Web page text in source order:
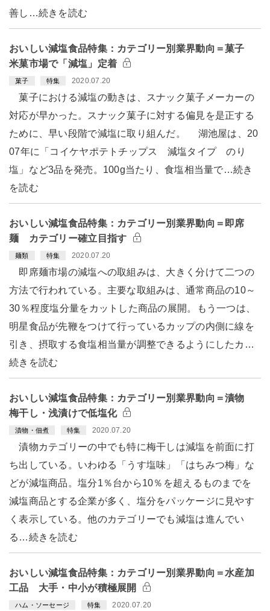
善し…続きを読む
おいしい減塩食品特集：カテゴリー別業界動向＝菓子
米菓市場で「減塩」定着
菓子 特集 2020.07.20
菓子における減塩の動きは、スナック菓子メーカーの
対応が早かった。スナック菓子に対する偏見を是正する
ために、早い段階で減塩に取り組んだ。 湖池屋は、20
07年に「コイケヤポテトチップス 減塩タイプ のり
塩」など3品を発売。100g当たり、食塩相当量で…続き
を読む
おいしい減塩食品特集：カテゴリー別業界動向＝即席
麺 カテゴリー確立目指す
麺類 特集 2020.07.20
即席麺市場の減塩への取組みは、大きく分けて二つの
方法で行われている。主要な取組みは、通常商品の10～
30％程度塩分量をカットした商品の展開。もう一つは、
明星食品が先鞭をつけて行っているカップの内側に線を
引き、摂取する食塩相当量が調整できるようにしたカ…
続きを読む
おいしい減塩食品特集：カテゴリー別業界動向＝漬物
梅干し・浅漬けで低塩化
漬物・佃煮 特集 2020.07.20
漬物カテゴリーの中でも特に梅干しは減塩を前面に打
ち出している。いわゆる「うす塩味」「はちみつ梅」な
どが減塩商品。塩分1％台から10％を超えるものまでを
減塩商品とする企業が多く、塩分をパッケージに見やす
く表示している。他のカテゴリーでも減塩は進んでい
る…続きを読む
おいしい減塩食品特集：カテゴリー別業界動向＝水産加
工品 大手・中小が積極展開
ハム・ソーセージ 特集 2020.07.20